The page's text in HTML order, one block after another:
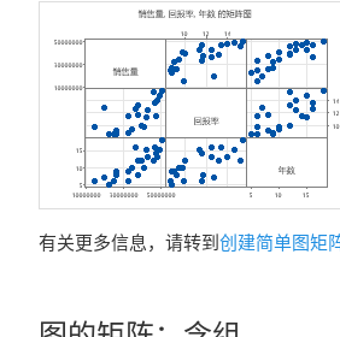
有关更多信息，请转到创建简单图矩